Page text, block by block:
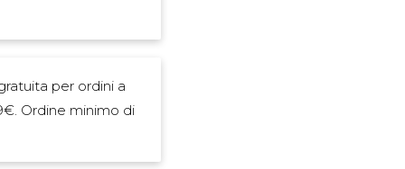
per ordini a
Ordine minimo di